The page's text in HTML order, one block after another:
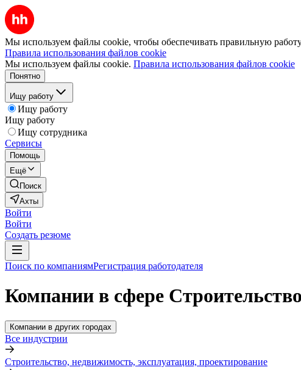
Мы используем файлы cookie, чтобы обеспечивать правильную
Правила использования файлов cookie
Мы используем файлы cookie. Правила использования файлов cookie
Понятно
Ищу работу
Ищу работу
Ищу работу
Ищу сотрудника
Сервисы
Помощь
Ещё
Поиск
Ахты
Войти
Войти
Создать резюме
Поиск по компаниямРегистрация работодателя
Компании в сфере
Компании в других городах
Все индустрии
Строительство, недвижимость, эксплуатация, проектирование